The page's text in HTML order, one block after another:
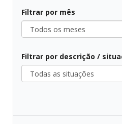
anos
Filtrar por mês
Todos
meses
Filtrar por descrição /
Todas